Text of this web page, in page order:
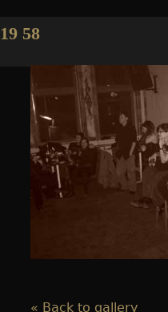
19 58
« Back to gallery